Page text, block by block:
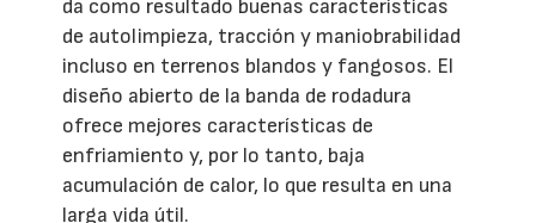
da como resultado buenas características
de autolimpieza, tracción y maniobrabilidad
incluso en terrenos blandos y fangosos. El
diseño abierto de la banda de rodadura
ofrece mejores características de
enfriamiento y, por lo tanto, baja
acumulación de calor, lo que resulta en una
larga vida útil.